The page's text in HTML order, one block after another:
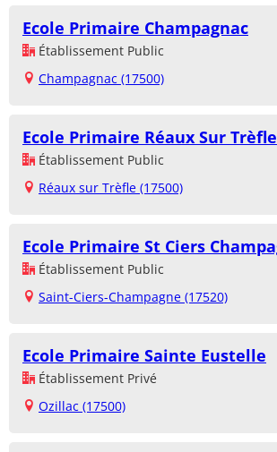
Ecole Primaire Champagnac
Établissement Public
Champagnac (17500)
Ecole Primaire Réaux Sur Trèfle
Établissement Public
Réaux sur Trèfle (17500)
Ecole Primaire St Ciers
Établissement Public
Saint-Ciers-Champagne (17520)
Ecole Primaire Sainte Eustelle
Établissement Privé
Ozillac (17500)